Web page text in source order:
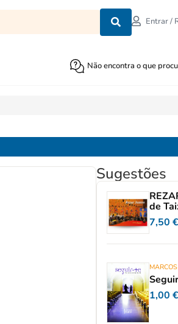
Entrar /
Não encontra o que
Sugestões
de
7,50 €
1,00 €